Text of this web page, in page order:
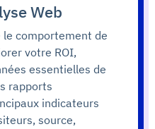
Web
le comportement de
votre ROI,
essentielles de
rapports
indicateurs
source,